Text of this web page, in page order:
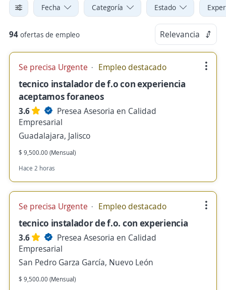
Fecha Categoría Estado
94 ofertas de empleo Relevancia
Se precisa Urgente Empleo destacado
tecnico instalador de f.o con experiencia
aceptamos foraneos
3.6
Presea Asesoria en Calidad
Empresarial
Guadalajara, Jalisco
$ 9,500.00 (Mensual)
Hace 2 horas
Se precisa Urgente Empleo destacado
tecnico instalador de f.o. con experiencia
3.6
Presea Asesoria en Calidad
Empresarial
San Pedro Garza García, Nuevo León
$ 9,500.00 (Mensual)